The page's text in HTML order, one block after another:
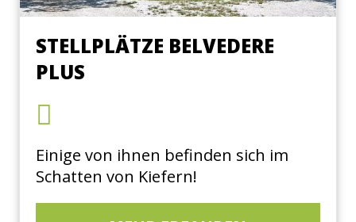
STELLPLÄTZE BELVEDERE
PLUS
Einige von ihnen befinden sich im
Schatten von Kiefern!